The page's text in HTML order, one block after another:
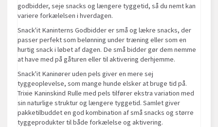
godbidder, seje snacks og længere tyggetid, så du nemt kan
variere forkælelsen i hverdagen.
Snack'it Kaninterns Godbidder er små og lækre snacks, der
passer perfekt som belønning under træning eller som en
hurtig snack i løbet af dagen. De små bidder gør dem nemme
at have med på gåturen eller til aktivering derhjemme.
Snack'it Kaninører uden pels giver en mere sej
tyggeoplevelse, som mange hunde elsker at bruge tid på.
Trixie Kaninskind Rulle med pels tilfører ekstra variation med
sin naturlige struktur og længere tyggetid. Samlet giver
pakketilbuddet en god kombination af små snacks og større
tyggeprodukter til både forkælelse og aktivering.